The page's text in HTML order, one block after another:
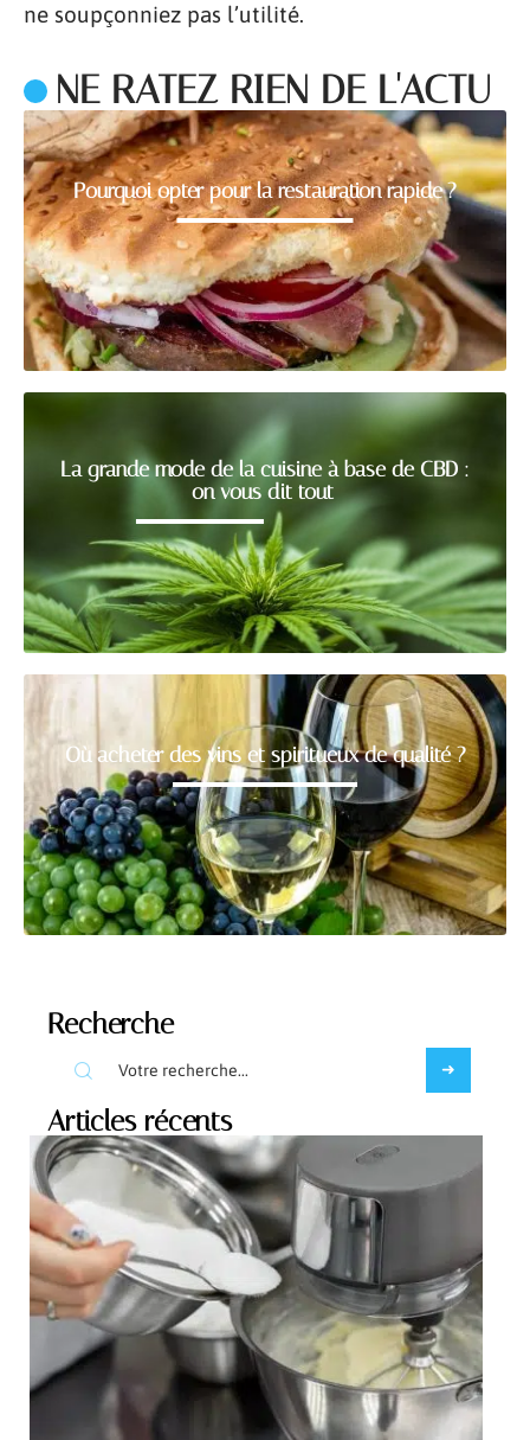
ne soupçonniez pas l’utilité.
NE RATEZ RIEN DE L'ACTU
Pourquoi opter pour la restauration rapide ?
La grande mode de la cuisine à base de CBD :
on vous dit tout
Où acheter des vins et spiritueux de qualité ?
Recherche
Articles récents